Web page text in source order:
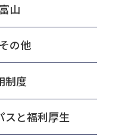
山
の他
制度
スと福利厚生